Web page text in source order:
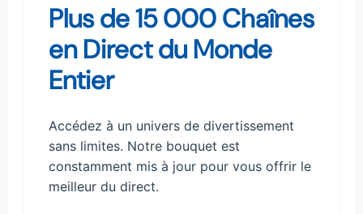
Plus de 15 000 Chaînes
en Direct du Monde
Entier
Accédez à un univers de divertissement
sans limites. Notre bouquet est
constamment mis à jour pour vous offrir le
meilleur du direct.